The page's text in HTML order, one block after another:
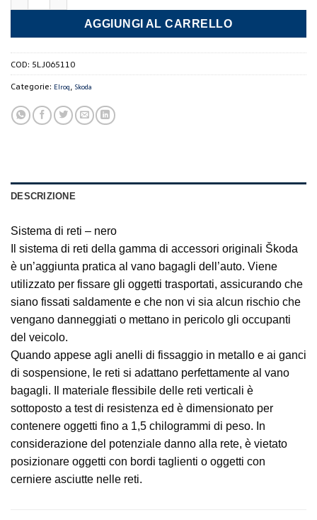
AGGIUNGI AL CARRELLO
COD: 5LJ065110
Categorie: Elroq, Skoda
DESCRIZIONE
Sistema di reti – nero
Il sistema di reti della gamma di accessori originali Škoda
è un’aggiunta pratica al vano bagagli dell’auto. Viene
utilizzato per fissare gli oggetti trasportati, assicurando che
siano fissati saldamente e che non vi sia alcun rischio che
vengano danneggiati o mettano in pericolo gli occupanti
del veicolo.
Quando appese agli anelli di fissaggio in metallo e ai ganci
di sospensione, le reti si adattano perfettamente al vano
bagagli. Il materiale flessibile delle reti verticali è
sottoposto a test di resistenza ed è dimensionato per
contenere oggetti fino a 1,5 chilogrammi di peso. In
considerazione del potenziale danno alla rete, è vietato
posizionare oggetti con bordi taglienti o oggetti con
cerniere asciutte nelle reti.